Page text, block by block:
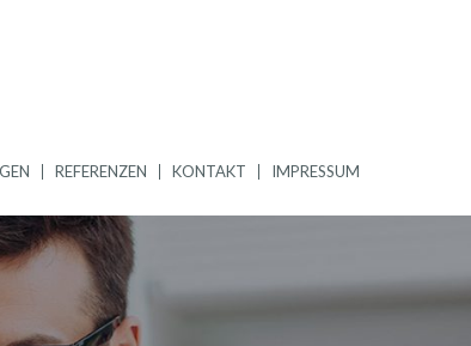
REFERENZEN KONTAKT IMPRESSUM